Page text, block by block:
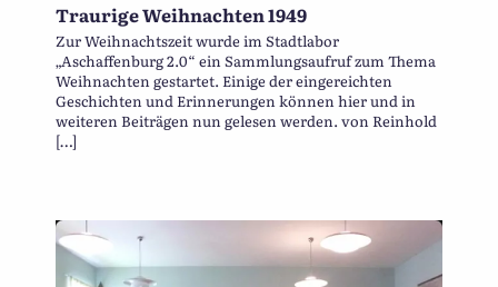
Traurige Weihnachten 1949
Zur Weihnachtszeit wurde im Stadtlabor
„Aschaffenburg 2.0“ ein Sammlungsaufruf zum Thema
Weihnachten gestartet. Einige der eingereichten
Geschichten und Erinnerungen können hier und in
weiteren Beiträgen nun gelesen werden. von Reinhold
[…]